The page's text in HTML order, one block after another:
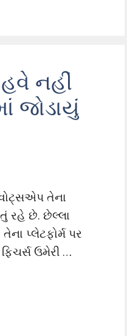
નહીં
જોડાયું
તેના
રહે છે. છેલ્લા
પ્લેટફોર્મ પર
ઉમેરી …